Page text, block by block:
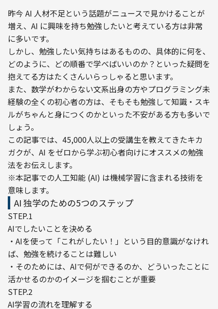
昨今 AI 人材不足という話題がニュースで見かけることが
増え、AI に興味を持ち勉強したいと考えている方は非常
に多いです。
しかし、勉強したい気持ちはあるものの、具体的に何を、
どのように、どの順番で学べばいいのか？といった疑問を
抱えてる方はたくさんいらっしゃると思います。
また、数学がわからない文系出身の方やプログラミング未
経験の全くの初心者の方は、そもそも勉強して知識・スキ
ルがちゃんと身につくのかといった不安がある方も多いで
しょう。
この記事では、45,000人以上の受講生を教えてきたキカ
ガクが、AI をゼロから学ぶ初心者向けにオススメの勉強
法をお伝えします。
※本記事での人工知能 (AI) は機械学習に含まれる技術を
意味します。
AI 独学のための5つのステップ
STEP.1
AIでしたいことを決める
・AIを使って「これがしたい！」という目的意識がなけれ
ば、勉強を続けることは難しい
・そのためには、AIで何ができるのか、どういったことに
活かせるのかのイメージを掴むことが重要
STEP.2
AI学習の流れを理解する